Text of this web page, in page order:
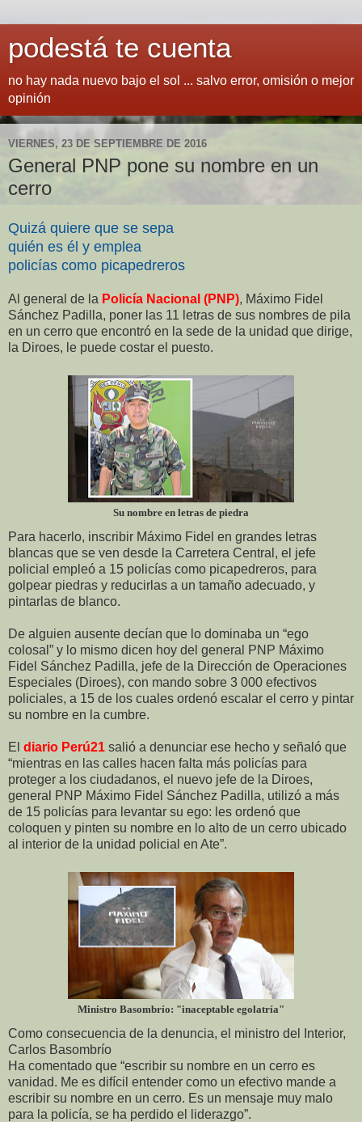
podestá te cuenta
no hay nada nuevo bajo el sol ... salvo error, omisión o mejor
opinión
VIERNES, 23 DE SEPTIEMBRE DE 2016
General PNP pone su nombre en un
cerro
Quizá quiere que se sepa
quién es él y emplea
policías como picapedreros
Al general de la Policía Nacional (PNP), Máximo Fidel
Sánchez Padilla, poner las 11 letras de sus nombres de pila
en un cerro que encontró en la sede de la unidad que dirige,
la Diroes, le puede costar el puesto.
Su nombre en letras de piedra
Para hacerlo, inscribir Máximo Fidel en grandes letras
blancas que se ven desde la Carretera Central, el jefe
policial empleó a 15 policías como picapedreros, para
golpear piedras y reducirlas a un tamaño adecuado, y
pintarlas de blanco.
De alguien ausente decían que lo dominaba un “ego
colosal” y lo mismo dicen hoy del general PNP Máximo
Fidel Sánchez Padilla, jefe de la Dirección de Operaciones
Especiales (Diroes), con mando sobre 3 000 efectivos
policiales, a 15 de los cuales ordenó escalar el cerro y pintar
su nombre en la cumbre.
El diario Perú21 salió a denunciar ese hecho y señaló que
“mientras en las calles hacen falta más policías para
proteger a los ciudadanos, el nuevo jefe de la Diroes,
general PNP Máximo Fidel Sánchez Padilla, utilizó a más
de 15 policías para levantar su ego: les ordenó que
coloquen y pinten su nombre en lo alto de un cerro ubicado
al interior de la unidad policial en Ate”.
Ministro Basombrío: "inaceptable egolatría"
Como consecuencia de la denuncia, el ministro del Interior,
Carlos Basombrío
Ha comentado que “escribir su nombre en un cerro es
vanidad. Me es difícil entender como un efectivo mande a
escribir su nombre en un cerro. Es un mensaje muy malo
para la policía, se ha perdido el liderazgo”.